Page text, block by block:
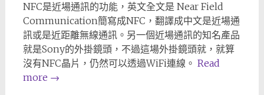
NFC是近場通訊的功能，英文全文是 Near Field
Communication簡寫成NFC，翻譯成中文是近場通
訊或是近距離無線通訊。另一個近場通訊的知名產品
就是Sony的外掛鏡頭，不過這場外掛鏡頭就，就算
沒有NFC晶片，仍然可以透過WiFi連線。 Read
more →